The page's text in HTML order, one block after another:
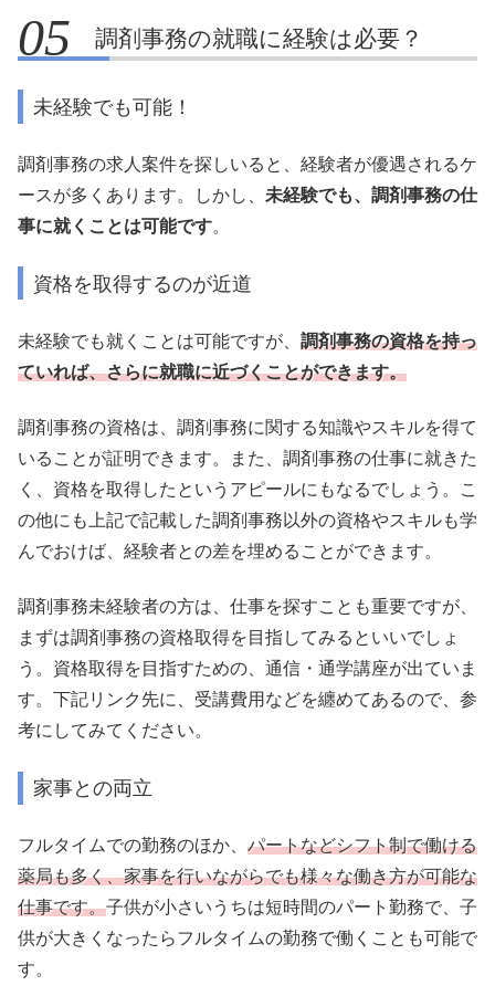
調剤事務の就職に経験は必要？
未経験でも可能！
調剤事務の求人案件を探しいると、経験者が優遇されるケ
ースが多くあります。しかし、 未経験でも、調剤事務の仕
事に就くことは可能です。
資格を取得するのが近道
未経験でも就くことは可能ですが、 調剤事務の資格を持っ
ていれば、さらに就職に近づくことができます。
調剤事務の資格は、調剤事務に関する知識やスキルを得て
いることが証明できます。また、調剤事務の仕事に就きた
く、資格を取得したというアピールにもなるでしょう。こ
の他にも上記で記載した調剤事務以外の資格やスキルも学
んでおけば、経験者との差を埋めることができます。
調剤事務未経験者の方は、仕事を探すことも重要ですが、
まずは調剤事務の資格取得を目指してみるといいでしょ
う。資格取得を目指すための、通信・通学講座が出ていま
す。下記リンク先に、受講費用などを纏めてあるので、参
考にしてみてください。
家事との両立
フルタイムでの勤務のほか、 パートなどシフト制で働ける
薬局も多く、家事を行いながらでも様々な働き方が可能な
仕事です。子供が小さいうちは短時間のパート勤務で、子
供が大きくなったらフルタイムの勤務で働くことも可能で
す。